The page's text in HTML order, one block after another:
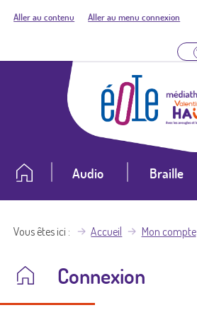
Aller au contenu Aller au menu connexion
Audio Braille
Vous êtes ici Accueil Mon compte
Connexion